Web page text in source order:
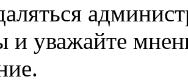
и уважайте